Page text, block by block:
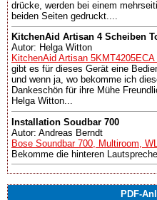
drücke, werden bei einem
beiden Seiten gedruckt....
KitchenAid Artisan 4 Scheiben
Autor: Helga Witton
KitchenAid Artisan
gibt es für dieses Gerät eine
und wenn ja, wo bekomme ich
Dankeschön für ihre Mühe
Helga Witton...
Installation Soudbar 700
Autor: Andreas Berndt
Bose Soundbar 700, Multiroom,
Bekomme die hinteren
PDF-